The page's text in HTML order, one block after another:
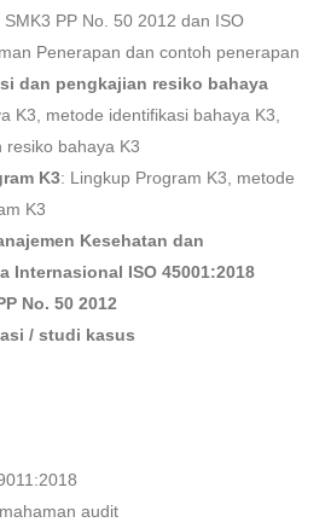
PP No. 50 2012 dan ISO
Penerapan dan contoh penerapan
dan pengkajian resiko bahaya
K3, metode identifikasi bahaya K3,
resiko bahaya K3
K3: Lingkup Program K3, metode
K3
Kesehatan dan
Internasional ISO 45001:2018
No. 50 2012
/ studi kasus
audit